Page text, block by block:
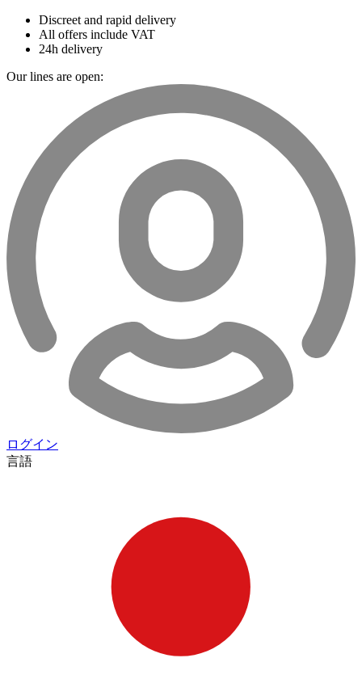
Discreet and rapid delivery
All offers include VAT
24h delivery
Our lines are open:
ログイン
言語